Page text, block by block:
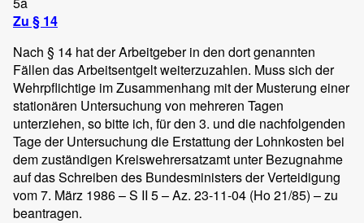
Zu § 14
Nach § 14 hat der Arbeitgeber in den dort genannten
Fällen das Arbeitsentgelt weiterzuzahlen. Muss sich der
Wehrpflichtige im Zusammenhang mit der Musterung einer
stationären Untersuchung von mehreren Tagen
unterziehen, so bitte ich, für den 3. und die nachfolgenden
Tage der Untersuchung die Erstattung der Lohnkosten bei
dem zuständigen Kreiswehrersatzamt unter Bezugnahme
auf das Schreiben des Bundesministers der Verteidigung
vom 7. März 1986 – S II 5 – Az. 23-11-04 (Ho 21/85) – zu
beantragen.